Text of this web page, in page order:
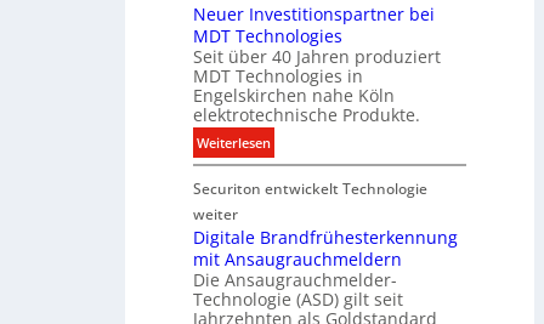
g
s
t
e
c
h
n
i
k
u
k
t
d
a
t
e
e
m
e
n
s
E
n
r
y
w
i
r
Neuer Investitionspartner bei
MDT Technologies
Seit über 40 Jahren produziert
MDT Technologies in
Engelskirchen nahe Köln
elektrotechnische Produkte.
Weiterlesen:
N
e
e
r
I
n
Securiton entwickelt Technologie
weiter
Digitale Brandfrühesterkennung
mit Ansaugrauchmeldern
Die Ansaugrauchmelder-
Technologie (ASD) gilt seit
Jahrzehnten als Goldstandard